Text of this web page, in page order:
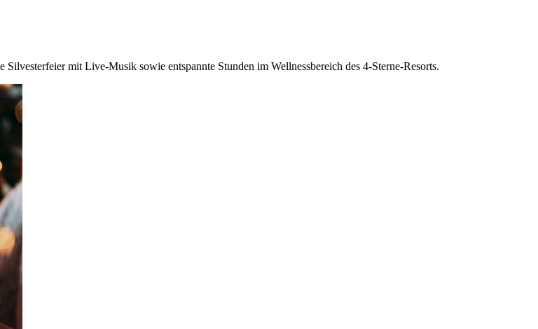
mit Live-Musik sowie entspannte Stunden im Wellnessbereich des 4-Sterne-Resorts.